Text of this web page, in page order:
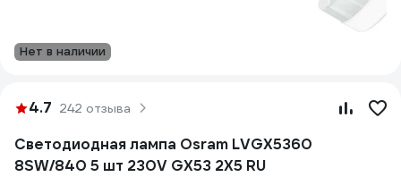
Нет в наличии
4.7 242 отзыва
Светодиодная лампа Osram LVGX5360
8SW/840 5 шт 230V GX53 2X5 RU